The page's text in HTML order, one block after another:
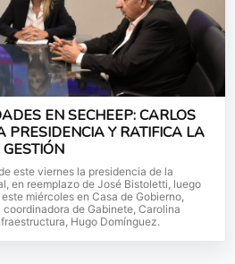
EN SECHEEP: CARLOS
PRESIDENCIA Y RATIFICA LA
este viernes la presidencia de la
en reemplazo de José Bistoletti, luego
miércoles en Casa de Gobierno,
de Gabinete, Carolina
Hugo Domínguez.